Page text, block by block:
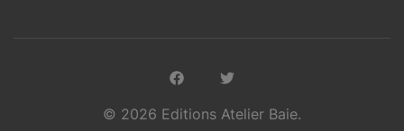
© 2026 Editions Atelier Baie.